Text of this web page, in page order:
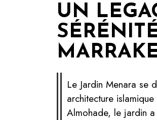
UN
Le Jardin Menara se
architecture
Almohade, le jardin